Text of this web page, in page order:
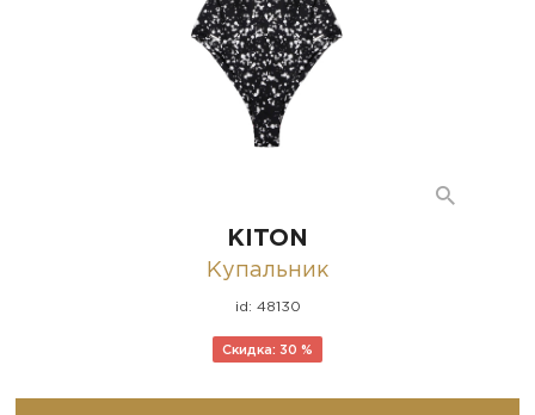
KITON
Купальник
id: 48130
Скидка: 30 %